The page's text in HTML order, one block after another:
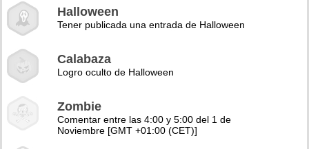
Halloween
Tener publicada una entrada de Halloween
Calabaza
Logro oculto de Halloween
Zombie
Comentar entre las 4:00 y 5:00 del 1 de
Noviembre [GMT +01:00 (CET)]